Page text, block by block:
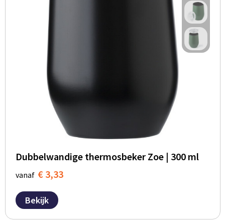
Dubbelwandige thermosbeker Zoe | 300 ml
vanaf € 3,33
Bekijk